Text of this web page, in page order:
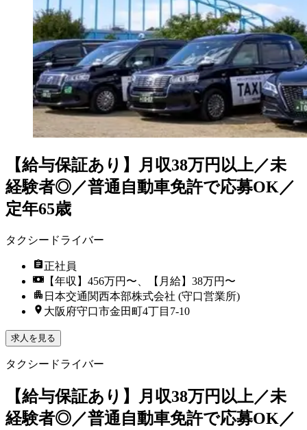
【給与保証あり】月収38万円以上／未
経験者◎／普通自動車免許で応募OK／
定年65歳
タクシードライバー
正社員
【年収】456万円〜、【月給】38万円〜
日本交通関西本部株式会社 (守口営業所)
大阪府守口市金田町4丁目7-10
求人を見る
タクシードライバー
【給与保証あり】月収38万円以上／未
経験者◎／普通自動車免許で応募OK／